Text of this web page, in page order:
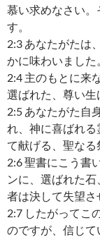
慕い求めなさい
す。
2:3 あなたがたは
かに味わいました
2:4 主のもとに来
選ばれた、尊い生
2:5 あなたがた自
れ、神に喜ばれる
て献げる、聖なる
2:6 聖書にこう書
ンに、選ばれた
者は決して失望さ
2:7 したがってこ
のですが、信じ